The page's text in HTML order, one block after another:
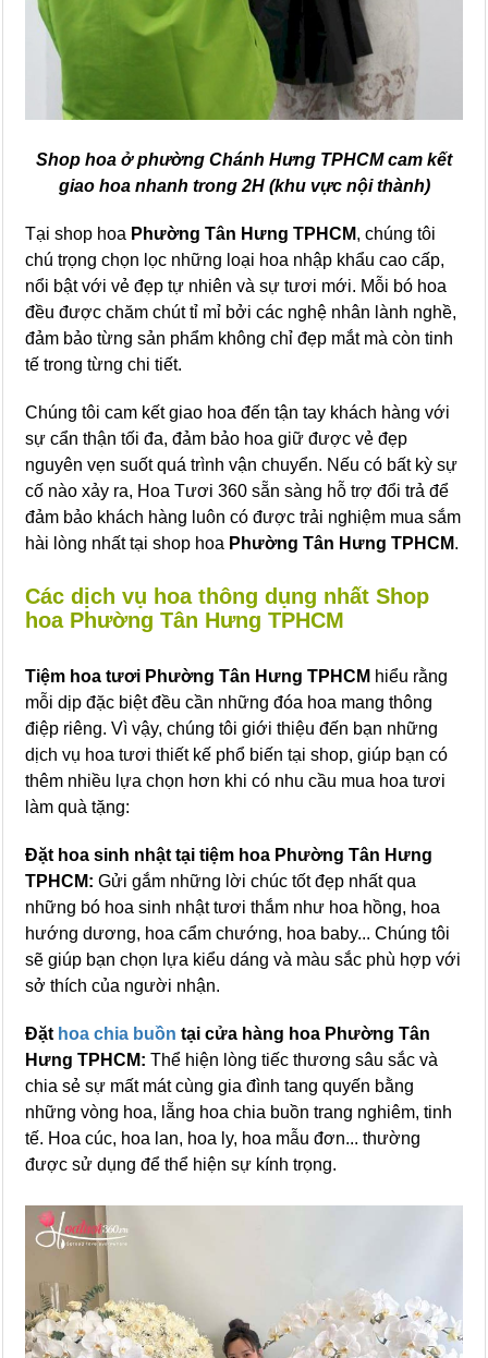
Shop hoa ở phường Chánh Hưng TPHCM cam kết
giao hoa nhanh trong 2H (khu vực nội thành)
Tại shop hoa Phường Tân Hưng TPHCM, chúng tôi
chú trọng chọn lọc những loại hoa nhập khẩu cao cấp,
nổi bật với vẻ đẹp tự nhiên và sự tươi mới. Mỗi bó hoa
đều được chăm chút tỉ mỉ bởi các nghệ nhân lành nghề,
đảm bảo từng sản phẩm không chỉ đẹp mắt mà còn tinh
tế trong từng chi tiết.
Chúng tôi cam kết giao hoa đến tận tay khách hàng với
sự cẩn thận tối đa, đảm bảo hoa giữ được vẻ đẹp
nguyên vẹn suốt quá trình vận chuyển. Nếu có bất kỳ sự
cố nào xảy ra, Hoa Tươi 360 sẵn sàng hỗ trợ đổi trả để
đảm bảo khách hàng luôn có được trải nghiệm mua sắm
hài lòng nhất tại shop hoa Phường Tân Hưng TPHCM.
Các dịch vụ hoa thông dụng nhất Shop
hoa Phường Tân Hưng TPHCM
Tiệm hoa tươi Phường Tân Hưng TPHCM hiểu rằng
mỗi dịp đặc biệt đều cần những đóa hoa mang thông
điệp riêng. Vì vậy, chúng tôi giới thiệu đến bạn những
dịch vụ hoa tươi thiết kế phổ biến tại shop, giúp bạn có
thêm nhiều lựa chọn hơn khi có nhu cầu mua hoa tươi
làm quà tặng:
Đặt hoa sinh nhật tại tiệm hoa Phường Tân Hưng
TPHCM: Gửi gắm những lời chúc tốt đẹp nhất qua
những bó hoa sinh nhật tươi thắm như hoa hồng, hoa
hướng dương, hoa cẩm chướng, hoa baby... Chúng tôi
sẽ giúp bạn chọn lựa kiểu dáng và màu sắc phù hợp với
sở thích của người nhận.
Đặt hoa chia buồn tại cửa hàng hoa Phường Tân
Hưng TPHCM: Thể hiện lòng tiếc thương sâu sắc và
chia sẻ sự mất mát cùng gia đình tang quyến bằng
những vòng hoa, lẵng hoa chia buồn trang nghiêm, tinh
tế. Hoa cúc, hoa lan, hoa ly, hoa mẫu đơn... thường
được sử dụng để thể hiện sự kính trọng.